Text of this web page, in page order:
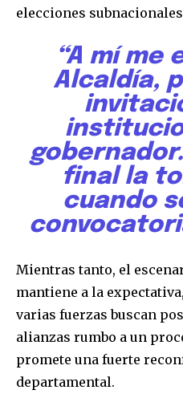
Join our
SUBSCRIBERS
To subscribe, simply enter
or click the subscribe button
your privacy and won't spam
elecciones
“A mí me
Alcaldía,
final la
cuando
Mientras tanto, el
mantiene a la
varias fuerzas buscan
alianzas rumbo a un
promete una fuerte
departamental.